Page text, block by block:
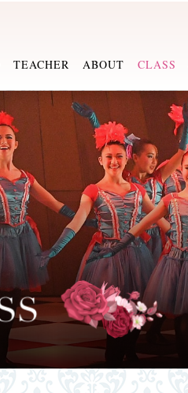
TEACHER ABOUT CLASS